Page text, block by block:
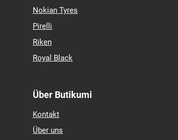
Nokian Tyres
Pirelli
Riken
Royal Black
Über Butikumi
Kontakt
Über uns